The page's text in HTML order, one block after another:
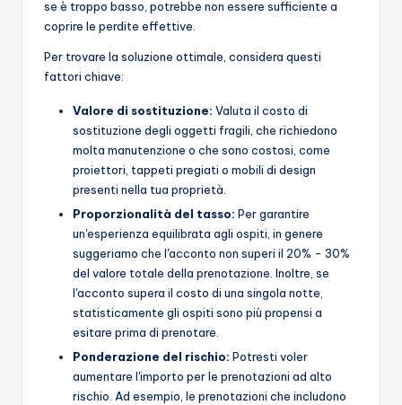
se è troppo basso, potrebbe non essere sufficiente a
coprire le perdite effettive.
Per trovare la soluzione ottimale, considera questi
fattori chiave:
Valore di sostituzione: Valuta il costo di
sostituzione degli oggetti fragili, che richiedono
molta manutenzione o che sono costosi, come
proiettori, tappeti pregiati o mobili di design
presenti nella tua proprietà.
Proporzionalità del tasso: Per garantire
un'esperienza equilibrata agli ospiti, in genere
suggeriamo che l'acconto non superi il 20% - 30%
del valore totale della prenotazione. Inoltre, se
l'acconto supera il costo di una singola notte,
statisticamente gli ospiti sono più propensi a
esitare prima di prenotare.
Ponderazione del rischio: Potresti voler
aumentare l'importo per le prenotazioni ad alto
rischio. Ad esempio, le prenotazioni che includono